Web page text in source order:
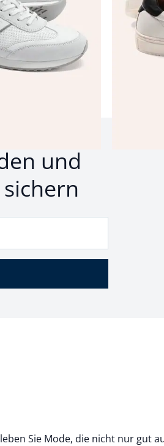
und
sichern
Sie Mode, die nicht nur gut